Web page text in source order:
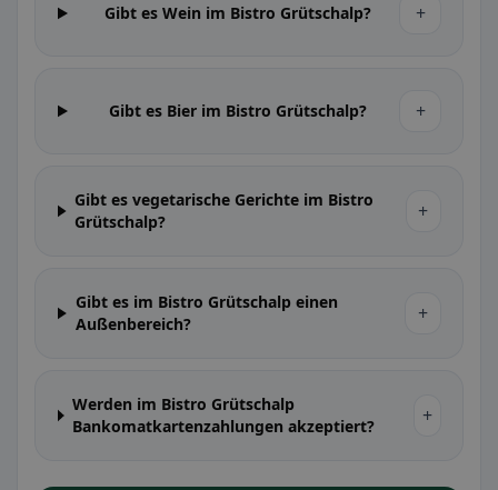
Gibt es Wein im Bistro Grütschalp? +
Gibt es Bier im Bistro Grütschalp? +
Gibt es vegetarische Gerichte im Bistro
Grütschalp?
+
Gibt es im Bistro Grütschalp einen
Außenbereich?
+
Werden im Bistro Grütschalp
Bankomatkartenzahlungen akzeptiert?
+